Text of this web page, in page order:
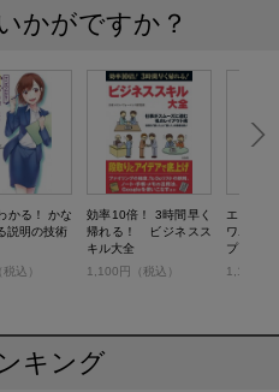
かがですか？
かる！ かな
説明の技術
込）
効率10倍！ 3時間早く
帰れる！ ビジネスス
キル大全
1,100円（税込）
エクセル
ワポ ビ
プレート
1,100円
キング